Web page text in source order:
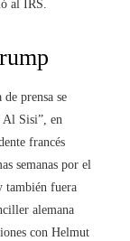
al IRS.
prensa se
Al Sisi”, en
francés
semanas por el
también fuera
alemana
con Helmut